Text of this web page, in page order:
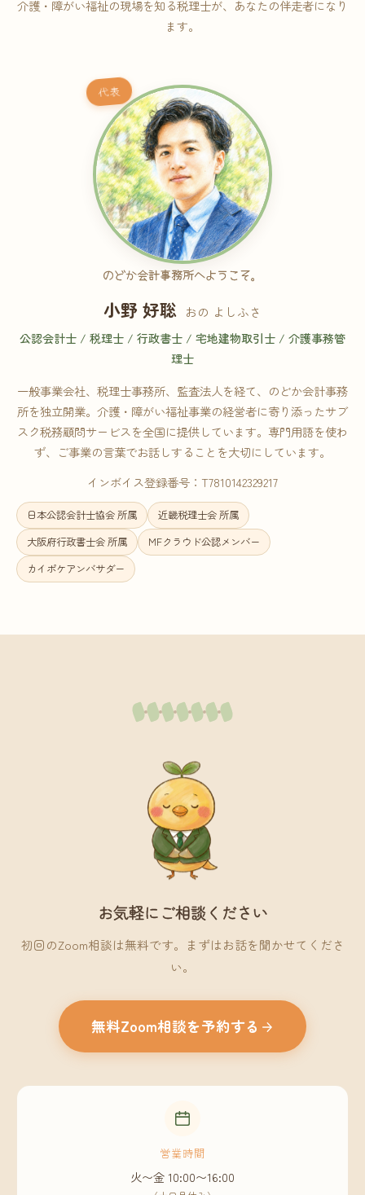
介護・障がい福祉の現場を知る税理士が、あなたの伴走者になり
ます。
代表
のどか会計事務所へようこそ。
小野 好聡 おの よしふさ
公認会計士 / 税理士 / 行政書士 / 宅地建物取引士 / 介護事務管
理士
一般事業会社、税理士事務所、監査法人を経て、のどか会計事務
所を独立開業。介護・障がい福祉事業の経営者に寄り添ったサブ
スク税務顧問サービスを全国に提供しています。専門用語を使わ
ず、ご事業の言葉でお話しすることを大切にしています。
インボイス登録番号：T7810142329217
日本公認会計士協会 所属
近畿税理士会 所属
大阪府行政書士会 所属
MFクラウド公認メンバー
カイポケアンバサダー
お気軽にご相談ください
初回のZoom相談は無料です。まずはお話を聞かせてくださ
い。
無料Zoom相談を予約する
営業時間
火〜金 10:00〜16:00